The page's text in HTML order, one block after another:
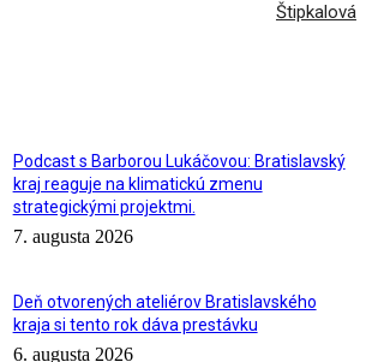
Štipkalová
Podcast s Barborou Lukáčovou: Bratislavský
kraj reaguje na klimatickú zmenu
strategickými projektmi.
7. augusta 2026
Deň otvorených ateliérov Bratislavského
kraja si tento rok dáva prestávku
6. augusta 2026